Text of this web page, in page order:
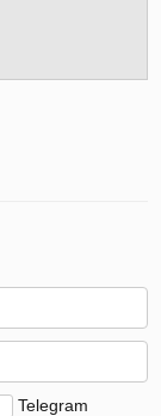
Telegram